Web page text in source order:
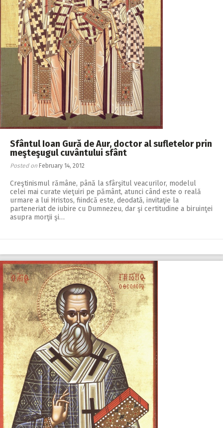
Sfântul Ioan Gură de Aur, doctor al sufletelor prin
meşteşugul cuvântului sfânt
Posted on February 14, 2012
Creştinismul rămâne, până la sfârşitul veacurilor, modelul
celei mai curate vieţuiri pe pământ, atunci când este o reală
urmare a lui Hristos, fiindcă este, deodată, invitaţie la
parteneriat de iubire cu Dumnezeu, dar şi certitudine a biruinţei
asupra morţii şi…